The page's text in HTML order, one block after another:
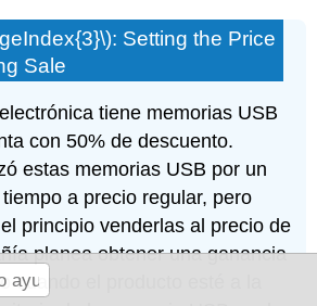
: Setting the Price
Sale
tiene memorias USB
con 50% de descuento.
estas memorias USB por un
a precio regular, pero
principio venderlas al precio de
planea obtener una ganancia
cuando el producto esté a la